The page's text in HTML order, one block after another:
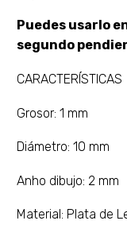
Puedes usarlo
segundo
CARACTERÍSTICAS
Grosor: 1 mm
Diámetro: 10 mm
Anho dibujo: 2 mm
Material: Plata de